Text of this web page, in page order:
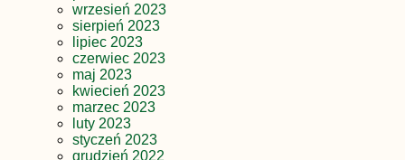
wrzesień 2023
sierpień 2023
lipiec 2023
czerwiec 2023
maj 2023
kwiecień 2023
marzec 2023
luty 2023
styczeń 2023
grudzień 2022